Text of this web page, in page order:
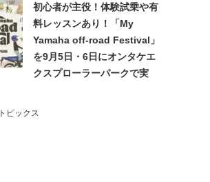
初心者が主役！体験試乗や有
料レッスンあり！「My
Yamaha off-road Festival」
を9月5日・6日にオンタケエ
クスプローラーパークで実
トピックス